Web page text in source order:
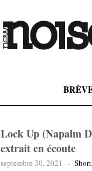
Lock Up (Napalm
extrait en écoute
septembre 30, 2021 -